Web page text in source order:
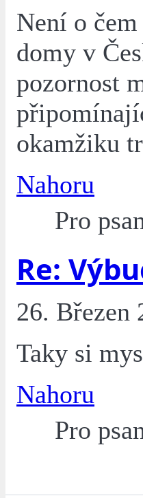
Není o
domy v
pozornost
okamžiku
Nahoru
Pro
Re:
26. Březen
Taky si
Nahoru
Pro